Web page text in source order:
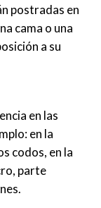
postradas en
cama o una
a su
en las
en la
codos, en la
parte